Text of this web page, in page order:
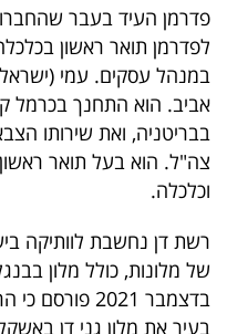
שיתופי
פעולה
דרושים
ניוזלטרים
מייל
פדרמן העיד בעבר
לפדרמן תואר ראשון
אביב. הוא התחנך בכרמל
בבריטניה, ואת שירותו
צה"ל. הוא בעל תואר ראשון
וכלכלה.
רשת דן נחשבת לוותיקה
של מלונות, כולל מלון
בדצמבר 2021
בעיר את מלון גני דן